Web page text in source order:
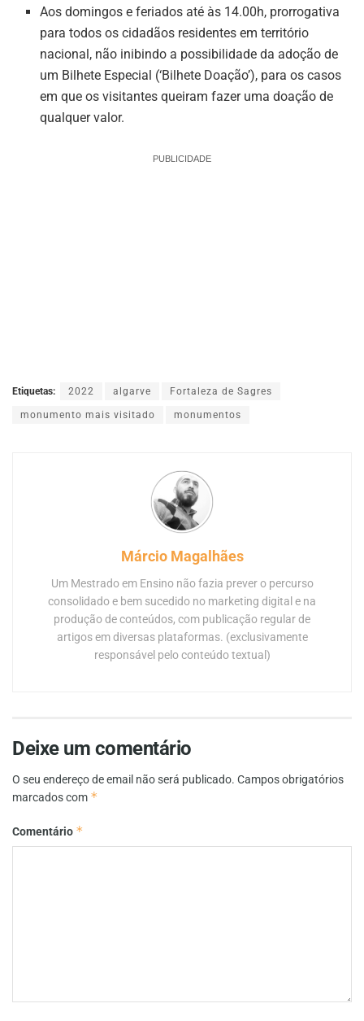
Aos domingos e feriados até às 14.00h, prorrogativa
para todos os cidadãos residentes em território
nacional, não inibindo a possibilidade da adoção de
um Bilhete Especial (‘Bilhete Doação’), para os casos
em que os visitantes queiram fazer uma doação de
qualquer valor.
PUBLICIDADE
Etiquetas: 2022 algarve Fortaleza de Sagres
monumento mais visitado monumentos
Márcio Magalhães
Um Mestrado em Ensino não fazia prever o percurso
consolidado e bem sucedido no marketing digital e na
produção de conteúdos, com publicação regular de
artigos em diversas plataformas. (exclusivamente
responsável pelo conteúdo textual)
Deixe um comentário
O seu endereço de email não será publicado. Campos obrigatórios
marcados com *
Comentário *